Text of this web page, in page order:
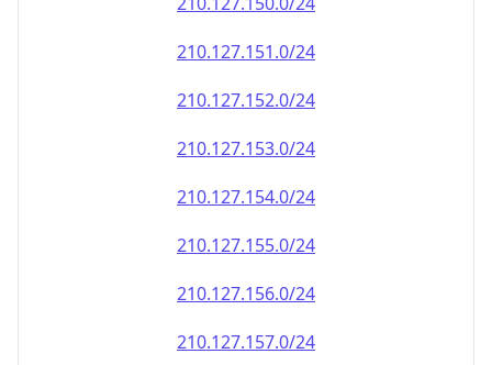
210.127.151.0/24
210.127.152.0/24
210.127.153.0/24
210.127.154.0/24
210.127.155.0/24
210.127.156.0/24
210.127.157.0/24